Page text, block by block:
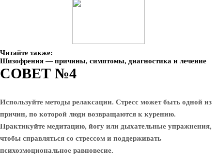
Читайте также:
Шизофрения — причины, симптомы, диагностика и лечение
СОВЕТ №4
Используйте методы релаксации. Стресс может быть одной из
причин, по которой люди возвращаются к курению.
Практикуйте медитацию, йогу или дыхательные упражнения,
чтобы справляться со стрессом и поддерживать
психоэмоциональное равновесие.